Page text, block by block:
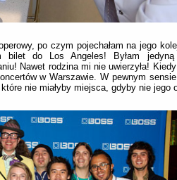
po czym pojechałam na jego
bilet do Los Angeles! Byłam
Nawet rodzina mi nie uwierzyła! Kiedy
w Warszawie. W pewnym sensie
nie miałyby miejsca, gdyby nie jego